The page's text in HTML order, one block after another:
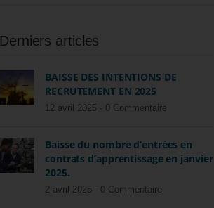
Derniers articles
BAISSE DES INTENTIONS DE
RECRUTEMENT EN 2025
12 avril 2025 - 0 Commentaire
Baisse du nombre d’entrées en
contrats d’apprentissage en janvier
2025.
2 avril 2025 - 0 Commentaire